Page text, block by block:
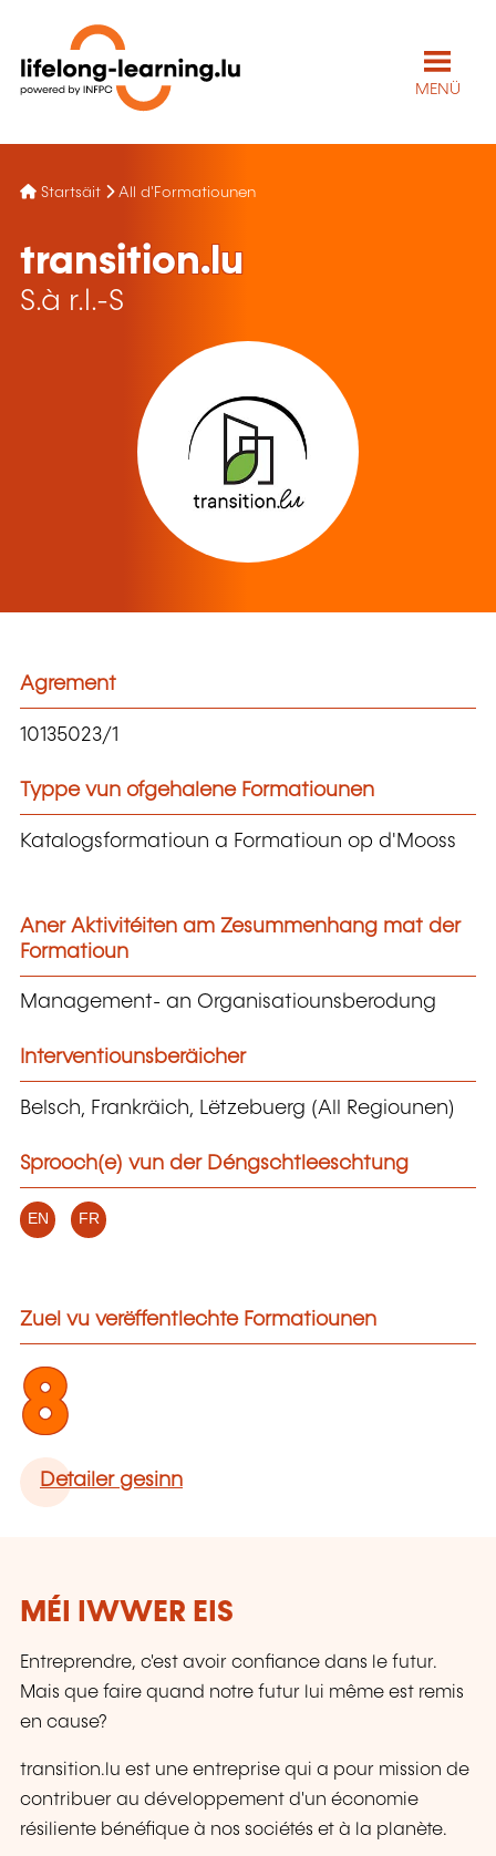
MENÜ
Startsäit All d'Formatiounen
transition.lu
S.à r.l.-S
Agrement
10135023/1
Typpe vun ofgehalene Formatiounen
Katalogsformatioun a Formatioun op d'Mooss
Aner Aktivitéiten am Zesummenhang mat der
Formatioun
Management- an Organisatiounsberodung
Interventiounsberäicher
Belsch, Frankräich, Lëtzebuerg (All Regiounen)
Sprooch(e) vun der Déngschtleeschtung
EN FR
Zuel vu verëffentlechte Formatiounen
8
Detailer gesinn
MÉI IWWER EIS
Entreprendre, c'est avoir confiance dans le futur.
Mais que faire quand notre futur lui même est remis
en cause?
transition.lu est une entreprise qui a pour mission de
contribuer au développement d'un économie
résiliente bénéfique à nos sociétés et à la planète.